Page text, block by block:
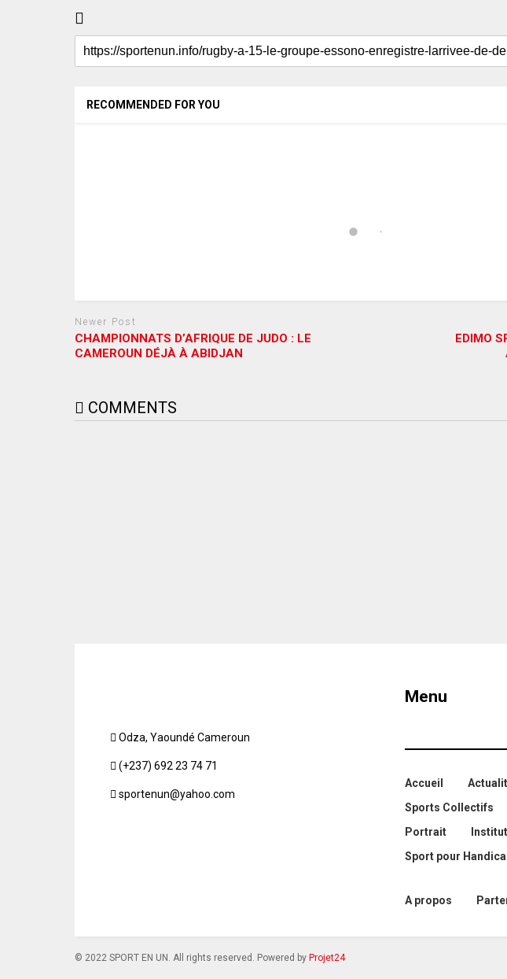
RECOMMENDED FOR YOU
Newer Post
CHAMPIONNATS D’AFRIQUE DE JUDO : LE
CAMEROUN DÉJÀ À ABIDJAN
EDIMO
COMMENTS
Odza, Yaoundé Cameroun
(+237) 692 23 74 71
sportenun@yahoo.com
Menu
Accueil
Sports Collectifs
Portrait
Sport pour
A propos
© 2022 SPORT EN UN. All rights reserved. Powered byProjet24